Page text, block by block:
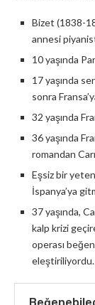
Bizet (1838-
annesi
10 yaşında
17 yaşında
sonra
32 yaşında
36 yaşında
romandan
Eşsiz bir
İspanya’ya
37 yaşında,
kalp krizi
operası
eleştiriliyordu.